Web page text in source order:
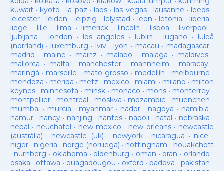
kuwait· kyoto · la paz · laos· las vegas· lausanne · leeds ·
leicester· leiden · leipzig · lelystad · leon · letònia · liberia ·
liege · lille · lima · limerick· lincoln · lisboa · liverpool ·
ljubljana · london · los angeles· lublin · lugano · luleå
(norrland) · luxemburg · lviv · lyon · macau · madagascar·
madrid · maine · mainz · malabo · malaga · maldives·
mallorca · malta · manchester· mannheim · maracay·
maringá · marseille · mato grosso · medellín · melbourne ·
mendoza · mérida · metz · mexico · miami · milano · milton
keynes· minnesota · minsk · monaco · mons · monterrey ·
montpellier· montreal · moskva · mozambic· muenchen ·
mumbai · murcia · myanmar· nador · nagoya · namibia ·
namur· nancy · nanjing · nantes · napoli · natal · nebraska ·
nepal · neuchatel · new mexico · new orleans· newcastle
(austràlia) · newcastle (uk) · newyork· nicaragua · nice ·
niger· nigeria · norge (noruega) · nottingham · nouakchott
· nürnberg · oklahoma · oldenburg · oman · oran · orlando ·
osaka · ottawa · ouagadougou · oxford ·padova ·pakistan ·